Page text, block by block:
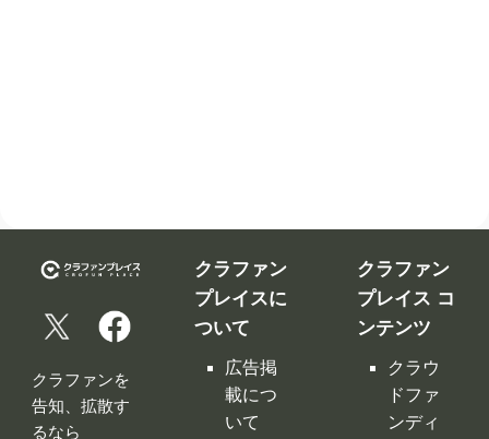
プレイスに
ついて
プレイス コ
ンテンツ